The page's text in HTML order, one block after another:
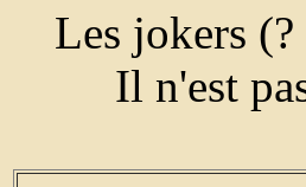
Les jokers
Il n'est